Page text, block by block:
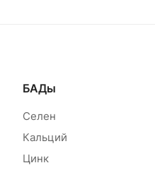
БАДы
Селен
Кальций
Цинк